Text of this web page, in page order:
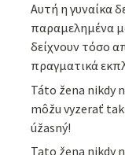
Αυτή η γυναίκα
παραμελημένα
δείχνουν τόσο
πραγματικά
Táto žena nikdy
môžu vyzerať
úžasný!
Tato žena nikdy